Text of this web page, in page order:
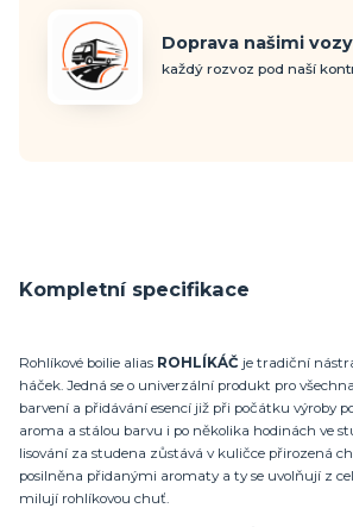
Doprava našimi vozy
každý rozvoz pod naší
Kompletní specifikace
Rohlíkové boilie alias ROHLÍKÁČ je tradiční
háček. Jedná se o univerzální produkt pro
barvení a přidávání esencí již při počátku výroby
aroma a stálou barvu i po několika hodinách ve
lisování za studena zůstává v kuličce přirozená
posilněna přidanými aromaty a ty se uvolňují z
milují rohlíkovou chuť.